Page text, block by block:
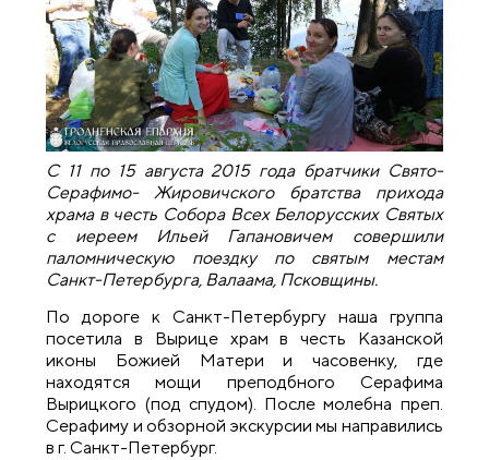
С 11 по 15 августа 2015 года братчики Свято-
Серафимо- Жировичского братства прихода
храма в честь Собора Всех Белорусских Святых
с иереем Ильей Гапановичем совершили
паломническую поездку по святым местам
Санкт-Петербурга, Валаама, Псковщины.
По дороге к Санкт-Петербургу наша группа
посетила в Вырице храм в честь Казанской
иконы Божией Матери и часовенку, где
находятся мощи преподбного Серафима
Вырицкого (под спудом). После молебна преп.
Серафиму и обзорной экскурсии мы направились
в г. Санкт-Петербург.